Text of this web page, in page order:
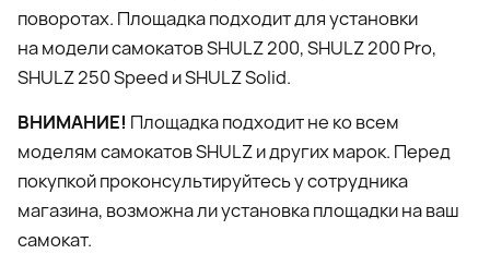
поворотах. Площадка подходит для установки
на модели самокатов SHULZ 200, SHULZ 200 Pro,
SHULZ 250 Speed и SHULZ Solid.
ВНИМАНИЕ! Площадка подходит не ко всем
моделям самокатов SHULZ и других марок. Перед
покупкой проконсультируйтесь у сотрудника
магазина, возможна ли установка площадки на ваш
самокат.